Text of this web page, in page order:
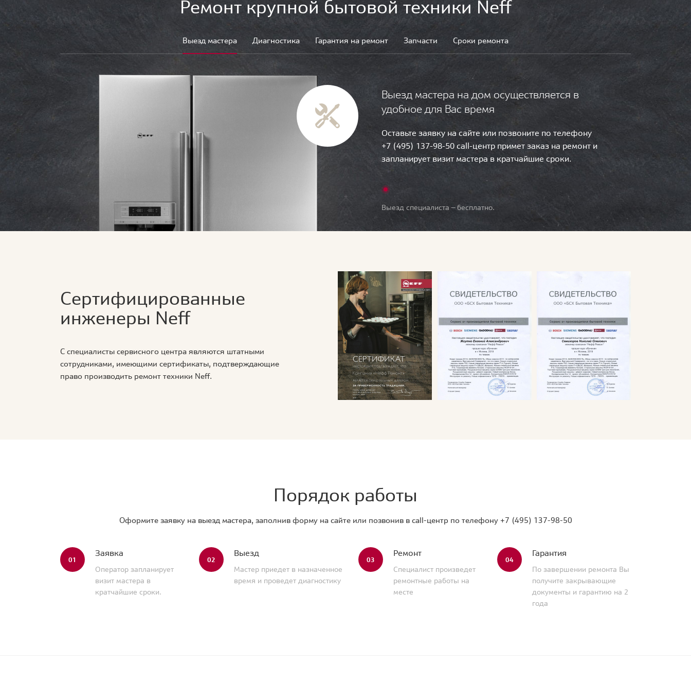
Ремонт крупной бытовой техники Neff
Выезд мастера Диагностика Гарантия на ремонт Запчасти Сроки ремонта
Выезд мастера на дом осуществляется в
удобное для Вас время
Оставьте заявку на сайте или позвоните по телефону
+7 (495) 137-98-50 call-центр примет заказ на ремонт и
запланирует визит мастера в кратчайшие сроки.
Выезд специалиста — бесплатно.
Сертифицированные
инженеры Neff
С специалисты сервисного центра являются штатными
сотрудниками, имеющими сертификаты, подтверждающие
право производить ремонт техники Neff.
Порядок работы
Оформите заявку на выезд мастера, заполнив форму на сайте или позвонив в call-центр по телефону +7 (495) 137-98-50
01
Заявка
Оператор запланирует
визит мастера в
кратчайшие сроки.
02
Выезд
Мастер приедет в назначенное
время и проведет диагностику
03
Ремонт
Специалист произведет
ремонтные работы на
месте
04
Гарантия
По завершении ремонта Вы
получите закрывающие
документы и гарантию на 2
года